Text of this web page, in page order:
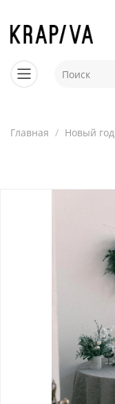
Главная Новый год